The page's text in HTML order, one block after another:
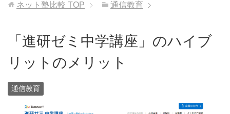
ネット塾比較 TOP 通信教育
「進研ゼミ中学講座」のハイブ
リットのメリット
通信教育